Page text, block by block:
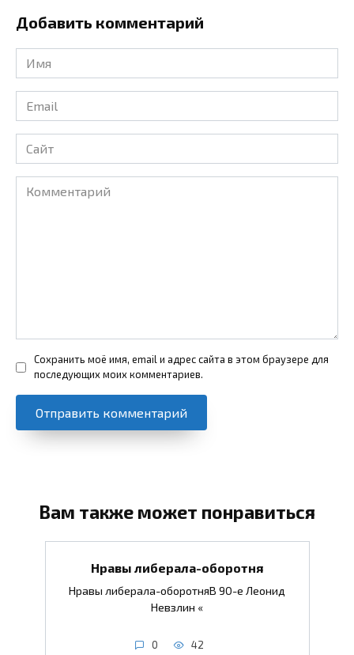
Добавить комментарий
Имя
*
Email
*
Сайт
Комментарий
Сохранить моё имя, email и адрес сайта в этом браузере для
последующих моих комментариев.
Вам также может понравиться
Нравы либерала-оборотня
Нравы либерала-оборотняВ 90-е Леонид
Невзлин «
0 42